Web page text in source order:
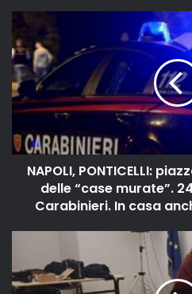
NAPOLI, PONTICELLI:
delle “case murate”.
Carabinieri. In casa